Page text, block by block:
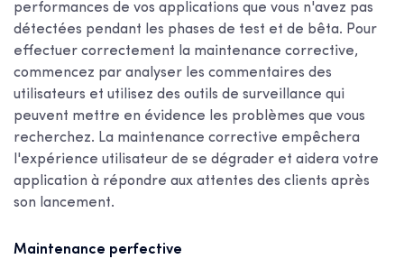
performances de vos applications que vous n'avez pas
détectées pendant les phases de test et de bêta. Pour
effectuer correctement la maintenance corrective,
commencez par analyser les commentaires des
utilisateurs et utilisez des outils de surveillance qui
peuvent mettre en évidence les problèmes que vous
recherchez. La maintenance corrective empêchera
l'expérience utilisateur de se dégrader et aidera votre
application à répondre aux attentes des clients après
son lancement.
Maintenance perfective